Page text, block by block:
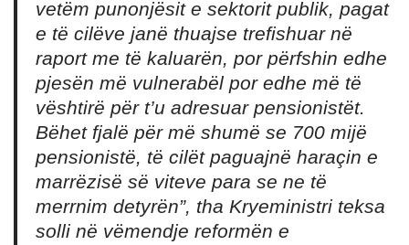
vetëm punonjësit e sektorit publik, pagat
e të cilëve janë thuajse trefishuar në
raport me të kaluarën, por përfshin edhe
pjesën më vulnerabël por edhe më të
vështirë për t’u adresuar pensionistët.
Bëhet fjalë për më shumë se 700 mijë
pensionistë, të cilët paguajnë haraçin e
marrëzisë së viteve para se ne të
merrnim detyrën”, tha Kryeministri teksa
solli në vëmendje reformën e